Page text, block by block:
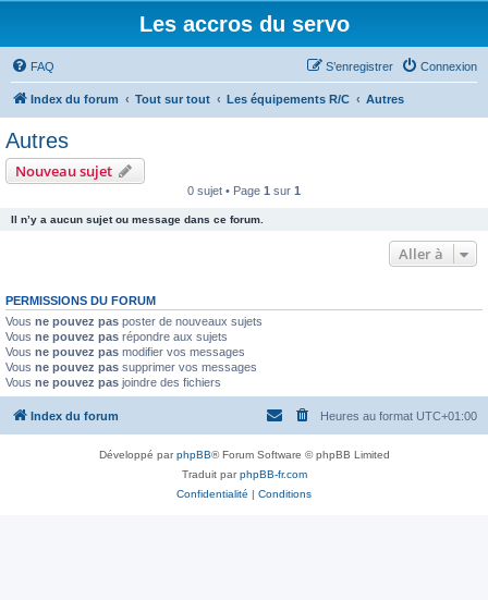
Les accros du servo
FAQ Connexion
S’enregistrer
Index du forum Tout sur tout Les équipements R/C Autres
Autres
Nouveau sujet
0 sujet • Page 1 sur 1
Il n’y a aucun sujet ou message dans ce forum.
Aller à
PERMISSIONS DU FORUM
Vous ne pouvez pas poster de nouveaux sujets
Vous ne pouvez pas répondre aux sujets
Vous ne pouvez pas modifier vos messages
Vous ne pouvez pas supprimer vos messages
Vous ne pouvez pas joindre des fichiers
Index du forum Heures au format UTC+01:00
Développé parphpBB® Forum Software © phpBB Limited
Traduit parphpBB-fr.com
Confidentialité | Conditions